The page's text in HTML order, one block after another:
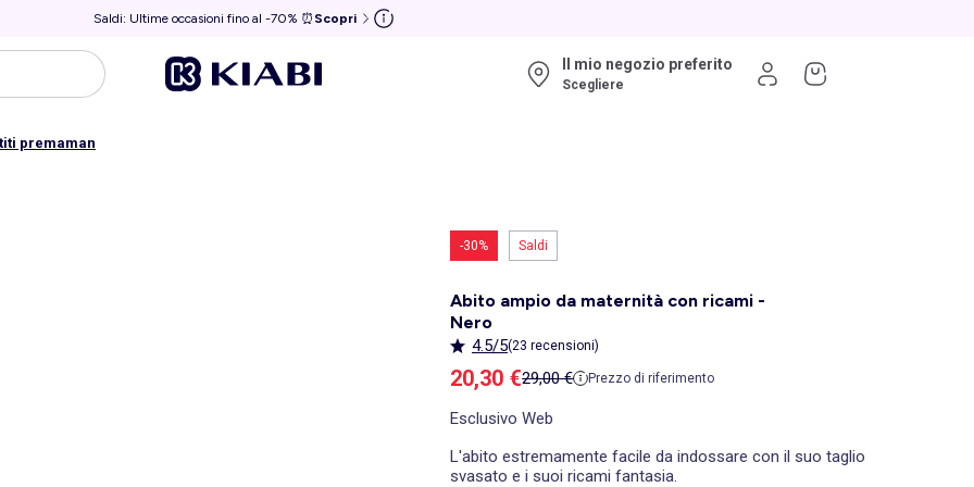
Saldi: Ultime occasioni fino al -70% ⏰ Scopri
Il mio negozio preferito
Scegliere
premaman
-30% Saldi
Abito ampio da maternità con ricami -
Nero
4.5/5(23 recensioni)
Prezzo di vendita
20,30 €Prezzo di riferimento
29,00 € Prezzo di riferimento
Esclusivo Web
L'abito estremamente facile da indossare con il suo taglio
svasato e i suoi ricami fantasia.